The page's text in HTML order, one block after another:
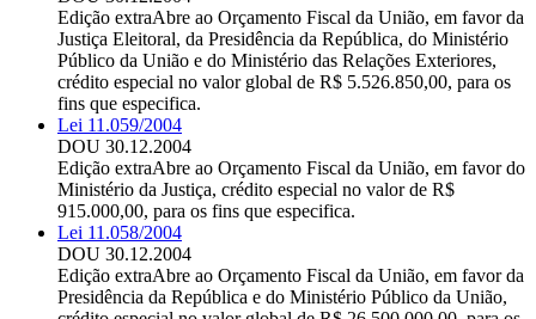
Edição extraAbre ao Orçamento Fiscal da União, em favor da
Justiça Eleitoral, da Presidência da República, do Ministério
Público da União e do Ministério das Relações Exteriores,
crédito especial no valor global de R$ 5.526.850,00, para os
fins que especifica.
Lei 11.059/2004
DOU 30.12.2004
Edição extraAbre ao Orçamento Fiscal da União, em favor do
Ministério da Justiça, crédito especial no valor de R$
915.000,00, para os fins que especifica.
Lei 11.058/2004
DOU 30.12.2004
Edição extraAbre ao Orçamento Fiscal da União, em favor da
Presidência da República e do Ministério Público da União,